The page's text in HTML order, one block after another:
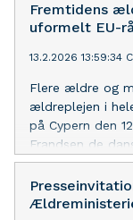
Fremtidens
uformelt EU-
13.2.2026 13:59:34
Flere ældre og
ældreplejen i
på Cypern den
Frandsen de